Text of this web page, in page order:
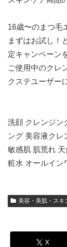
16歳〜のまつ毛
まずはお試し！
定キャンペーン
ご使用中のクレ
クステユーザー
洗顔 クレンジン
ング 美容液クレ
敏感肌 肌荒れ
粧水 オールイン
美容・美肌・スキ
X